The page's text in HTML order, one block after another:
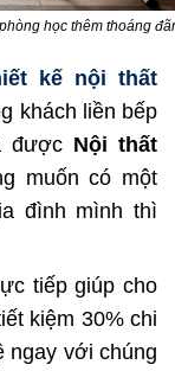
học thêm thoáng
kế nội thất
khách liền bếp
được Nội thất
muốn có một
đình mình thì
tiếp giúp cho
kiệm 30% chi
ngay với chúng